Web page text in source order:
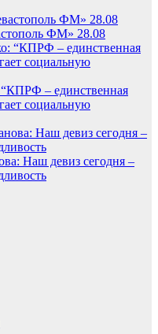
ФМ» 28.08
– единственная
социальную
Наш девиз сегодня –